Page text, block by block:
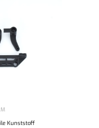
Kunststoff